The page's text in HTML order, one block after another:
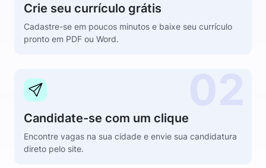
Crie seu currículo grátis
Cadastre-se em poucos minutos e baixe seu currículo
pronto em PDF ou Word.
Candidate-se com um clique
Encontre vagas na sua cidade e envie sua candidatura
direto pelo site.